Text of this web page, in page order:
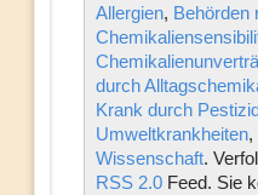
Allergien, Behörden
durch
Krank durch
Umweltkrankheiten,
Wissenschaft.
RSS 2.0Feed. Sie